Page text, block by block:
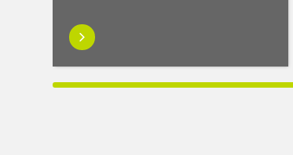
Saber
más
sobre¡Si
lo